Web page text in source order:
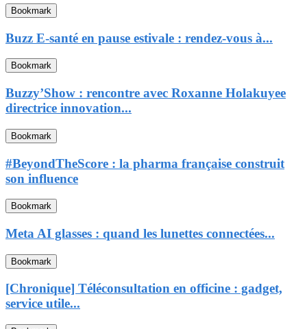
Bookmark
Buzz E-santé en pause estivale : rendez-vous à...
Bookmark
Buzzy’Show : rencontre avec Roxanne Holakuyee
directrice innovation...
Bookmark
#BeyondTheScore : la pharma française construit
son influence
Bookmark
Meta AI glasses : quand les lunettes connectées...
Bookmark
[Chronique] Téléconsultation en officine : gadget,
service utile...